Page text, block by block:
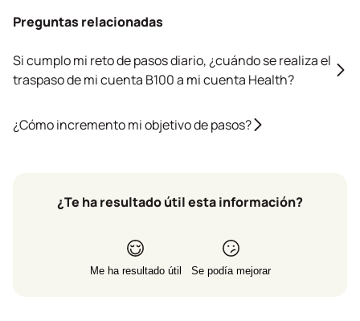
Preguntas relacionadas
Si cumplo mi reto de pasos diario, ¿cuándo se realiza el
traspaso de mi cuenta B100 a mi cuenta Health?
¿Cómo incremento mi objetivo de pasos?
¿Te ha resultado útil esta información?
Me ha resultado útil Se podía mejorar